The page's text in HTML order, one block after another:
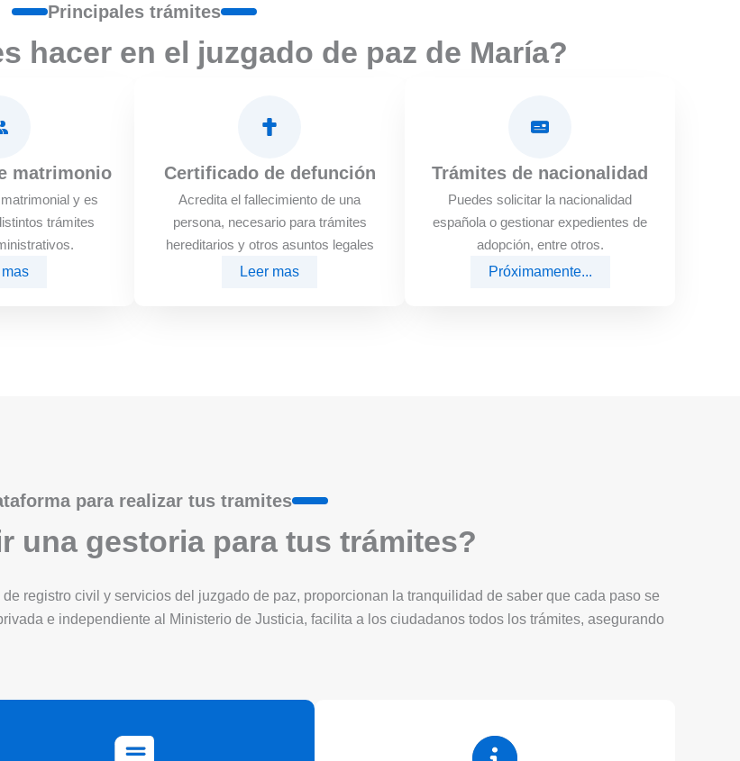
Principales trámites
hacer en el juzgado de paz de María?
matrimonio
y es
trámites
mas
Certificado de defunción
Acredita el fallecimiento de una
persona, necesario para trámites
hereditarios y otros asuntos legales
Leer mas
Trámites de nacionalidad
Puedes solicitar la nacionalidad
española o gestionar expedientes de
adopción, entre otros.
Próximamente...
para realizar tus tramites
una gestoria para tus trámites?
registro civil y servicios del juzgado de paz, proporcionan la tranquilidad de saber que cada paso se
e independiente al Ministerio de Justicia, facilita a los ciudadanos todos los trámites, asegurando